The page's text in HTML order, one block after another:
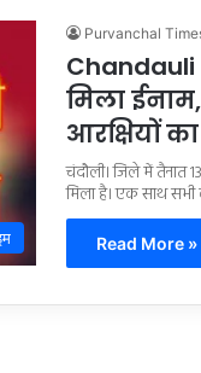
Purvanchal
मिला
आरक्षियों
चंदौली। जिले में तैनात
मिला है। एक साथ सभी
Read More »